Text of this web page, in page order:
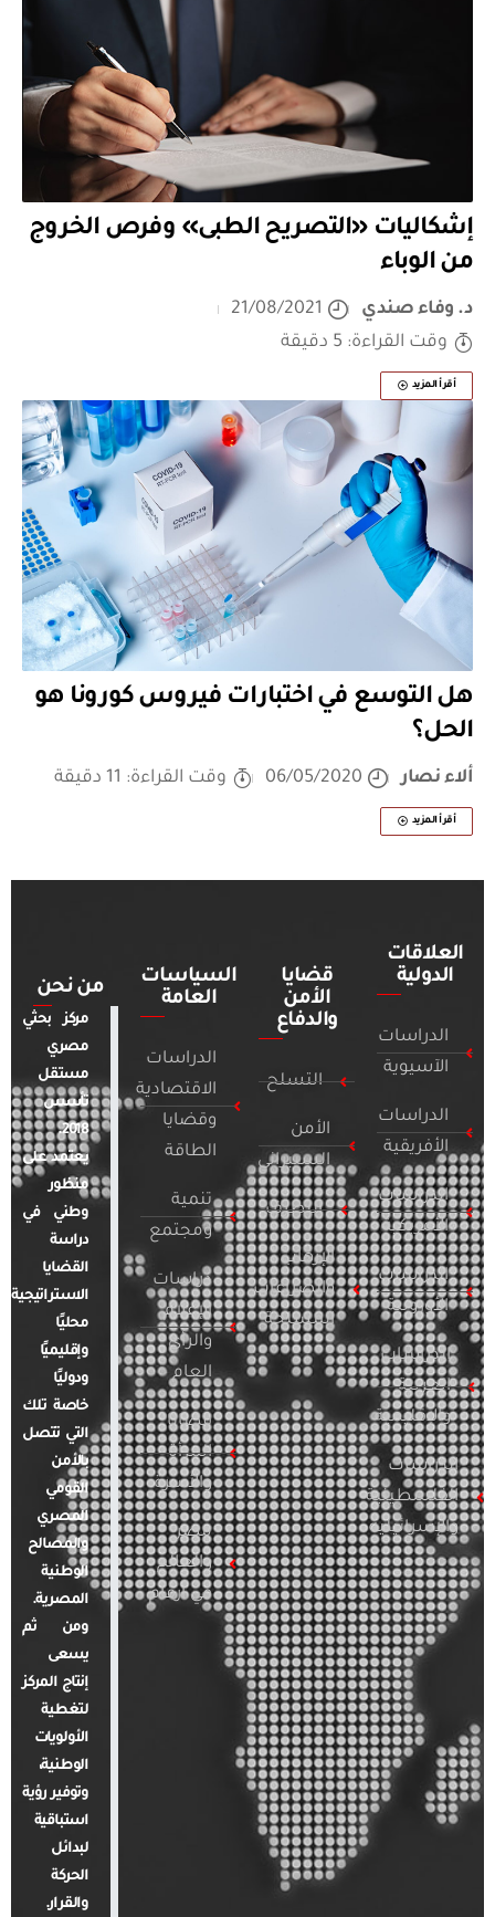
إشكاليات «التصريح الطبى» وفرص الخروج
من الوباء
د. وفاء صندي
21/08/2021
وقت القراءة: 5 دقيقة
أقرأ المزيد
هل التوسع في اختبارات فيروس كورونا هو
الحل؟
ألاء نصار 06/05/2020 وقت القراءة: 11 دقيقة
أقرأ المزيد
العلاقات
الدولية
الدراسات
الآسيوية
الدراسات
الأفريقية
الدراسات
الأمريكية
الدراسات
الأوروبية
الدراسات
العربية
والإقليمية
الدراسات
الفلسطينية
والإسرائيلية
قضايا
الأمن
والدفاع
التسلح
الأمن
السيبراني
التطرف
الإرهاب
والصراعات
المسلحة
السياسات
العامة
الدراسات
الاقتصادية
وقضايا
الطاقة
تنمية
ومجتمع
دراسات
الإعلام
والرأي
العام
قضايا
المرأة
والأسرة
مصر
والعالم
في أرقام
من نحن
مركز بحثي
مصري
مستقل
تأسس
2018.
يعتمد على
منظور
وطني في
دراسة
القضايا
الاستراتيجية
محليًا
وإقليميًا
ودوليًا
خاصة تلك
التي تتصل
بالأمن
القومي
المصري
والمصالح
الوطنية
المصرية.
ومن ثم
يسعى
إنتاج المركز
لتغطية
الأولويات
الوطنية،
وتوفير رؤية
استباقية
لبدائل
الحركة
والقرار.